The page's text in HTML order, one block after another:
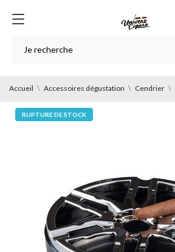
Accueil Accessoires dégustation Cendrier
RUPTURE DE STOCK